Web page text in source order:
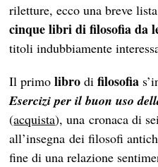
riletture, ecco una breve
cinque libri di filosofia da
titoli indubbiamente
Il primolibro difilosofia
Esercizi per il buon uso
(acquista), una cronaca di
all’insegna dei filosofi
fine di una relazione